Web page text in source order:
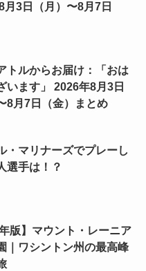
月3日（月）〜8月7日
トルからお届け：「おは
います」 2026年8月3日
8月7日（金）まとめ
・マリナーズでプレーし
選手は！？
年版】マウント・レーニア
｜ワシントン州の最高峰